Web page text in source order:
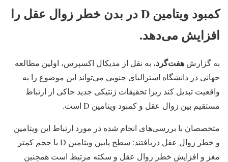
کمبود ویتامین D در بدن خطر زوال عقل را
افزایش می‌دهد.
به گزارش هفت‎‌گرد
، به نقل از مدیکال اکسپرس، اولین مطالعه
جهانی در دانشگاه استرالیای جنوبی می‌تواند این موضوع را به
واقعیت تبدیل کند زیرا تحقیقات ژنتیکی جدید حاکی از ارتباط
مستقیم بین زوال عقل و کمبود ویتامین D است.
متخصصان با بررسی‌های انجام شده در مورد ارتباط این ویتامین
و خطر زوال عقل دریافتند: سطح پایین ویتامین D با حجم کمتر
مغز و افزایش خطر زوال عقل و سکته مرتبط است همچنین